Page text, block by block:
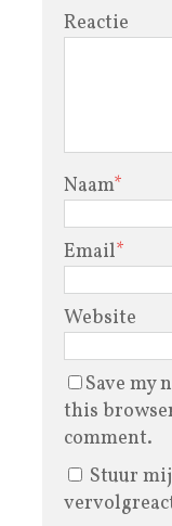
Reactie
Naam*
Email*
Website
Save my
this
comment.
Stuur